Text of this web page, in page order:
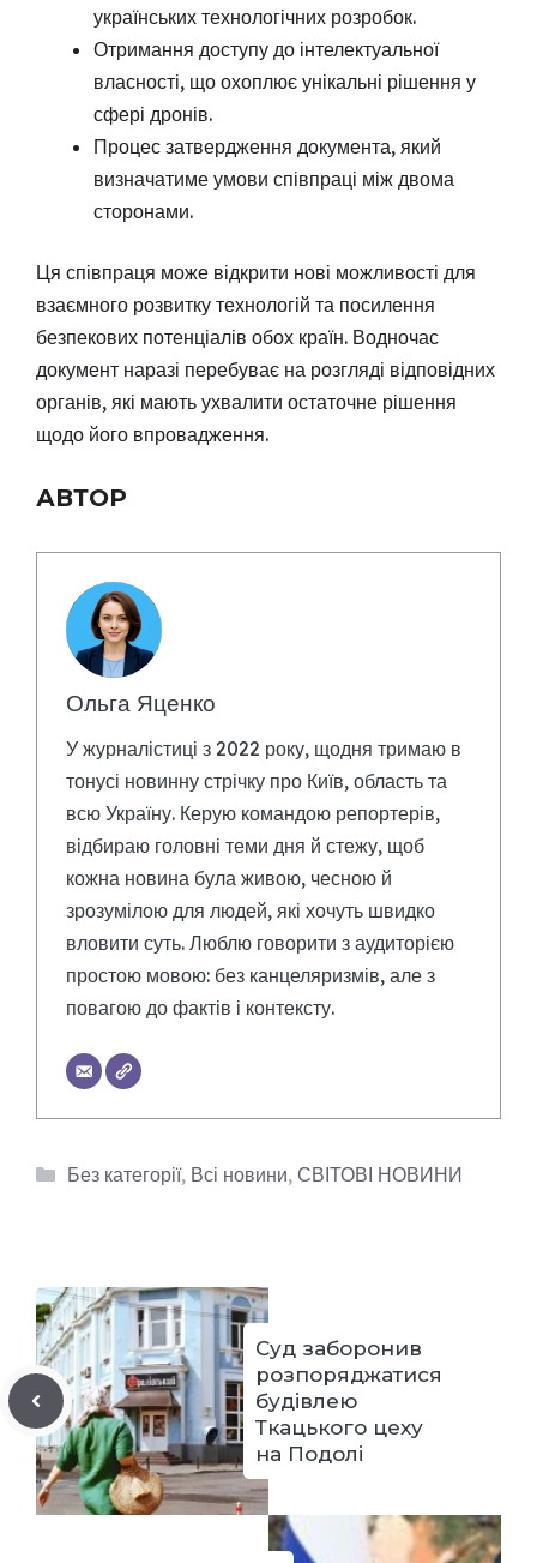
українських технологічних розробок.
Отримання доступу до інтелектуальної
власності, що охоплює унікальні рішення у
сфері дронів.
Процес затвердження документа, який
визначатиме умови співпраці між двома
сторонами.
Ця співпраця може відкрити нові можливості для
взаємного розвитку технологій та посилення
безпекових потенціалів обох країн. Водночас
документ наразі перебуває на розгляді відповідних
органів, які мають ухвалити остаточне рішення
щодо його впровадження.
АВТОР
Ольга Яценко
У журналістиці з 2022 року, щодня тримаю в
тонусі новинну стрічку про Київ, область та
всю Україну. Керую командою репортерів,
відбираю головні теми дня й стежу, щоб
кожна новина була живою, чесною й
зрозумілою для людей, які хочуть швидко
вловити суть. Люблю говорити з аудиторією
простою мовою: без канцеляризмів, але з
повагою до фактів і контексту.
Категорії
Без категорії, Всі новини, СВІТОВІ НОВИНИ
Суд заборонив
розпоряджатися
будівлею
Ткацького цеху
на Подолі